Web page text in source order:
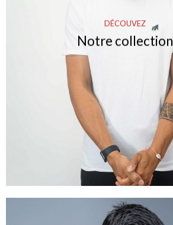
DÉCOUVEZ
Notre collection